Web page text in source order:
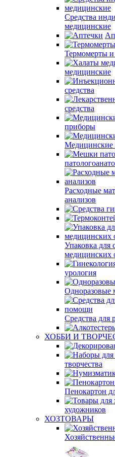
Средства
медицинские
Термомерты и
медицинские
средства
средства
приборы
Медицинские
Расходные
анализов
Упаковка для
медицинских
урология
Одноразовые
Средства для
ХОББИ И
творчества
Пенокартон
художников
ХОЗТОВАРЫ